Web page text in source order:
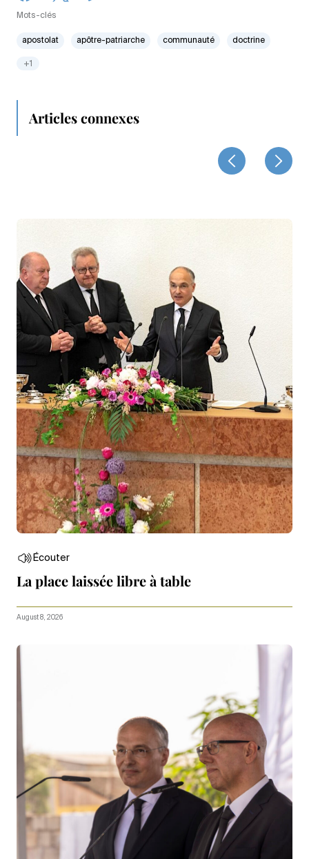
Mots-clés
apostolat apôtre-patriarche communauté doctrine
+1
Articles connexes
Écouter
La place laissée libre à table
August 8, 2026